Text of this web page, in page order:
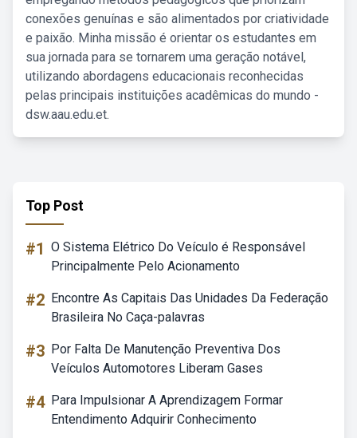
conexões genuínas e são alimentados por criatividade
e paixão. Minha missão é orientar os estudantes em
sua jornada para se tornarem uma geração notável,
utilizando abordagens educacionais reconhecidas
pelas principais instituições acadêmicas do mundo -
dsw.aau.edu.et.
Top Post
#1 O Sistema Elétrico Do Veículo é Responsável
Principalmente Pelo Acionamento
#2 Encontre As Capitais Das Unidades Da Federação
Brasileira No Caça-palavras
#3 Por Falta De Manutenção Preventiva Dos
Veículos Automotores Liberam Gases
#4 Para Impulsionar A Aprendizagem Formar
Entendimento Adquirir Conhecimento